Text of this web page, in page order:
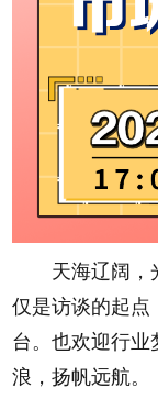
天海辽阔，光
仅是访谈的起点
台。也欢迎行业
浪，扬帆远航。